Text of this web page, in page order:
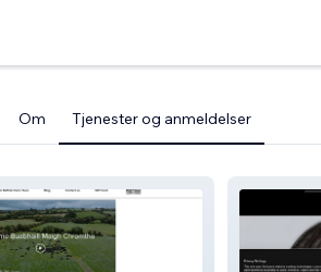
Om Tjenester og anmeldelser